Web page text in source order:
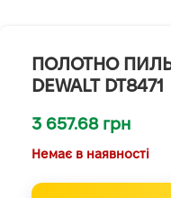
ПОЛОТНО
DEWALT DT8471
3 657.68 грн
Немає в наявності